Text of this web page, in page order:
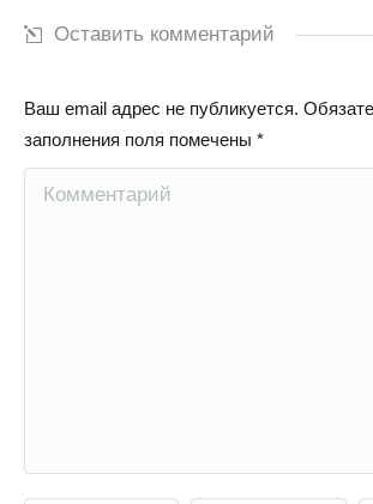
Оставить комментарий
Ваш email адрес не публикуется.
заполнения поля помечены *
Комментарий